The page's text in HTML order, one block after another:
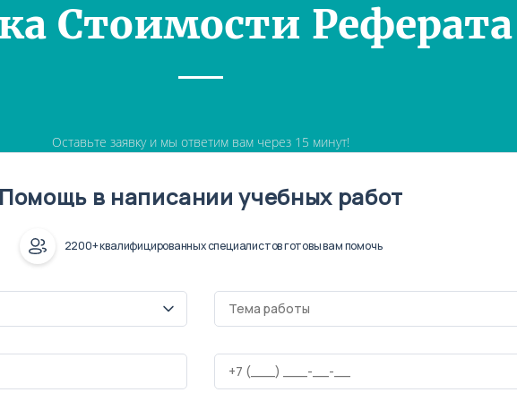
Стоимости Реферата
Оставьте заявку и мы ответим вам через 15 минут!
в написании учебных работ
2200+ квалифицированных специалистов готовы вам помочь